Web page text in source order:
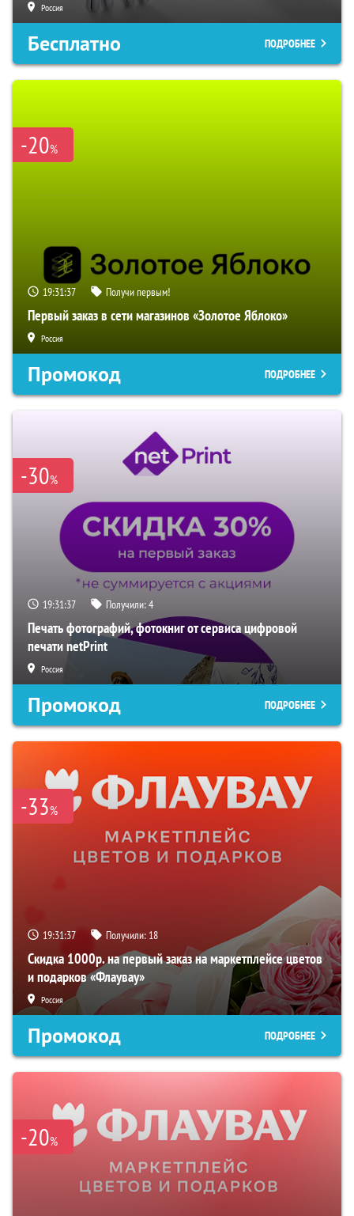
Россия
Бесплатно ПОДРОБНЕЕ
-20%
19:31:36 Получи первым!
Первый заказ в сети магазинов «Золотое Яблоко»
Россия
Промокод ПОДРОБНЕЕ
-30%
19:31:36 Получили:4
Печать фотографий, фотокниг от сервиса цифровой
печати netPrint
Россия
Промокод ПОДРОБНЕЕ
-33%
19:31:36 Получили: 18
Скидка 1000р. на первый заказ на маркетплейсе цветов
и подарков «Флаувау»
Россия
Промокод ПОДРОБНЕЕ
-20%